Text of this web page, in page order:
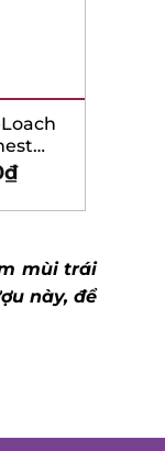
mùi trái
này, để
₫